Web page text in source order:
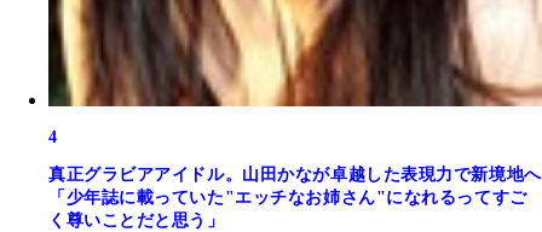
4
真正グラビアアイドル。山田かなが卓越した表現力で新境地へ
「少年誌に載っていた"エッチなお姉さん"になれるってすご
く尊いことだと思う」